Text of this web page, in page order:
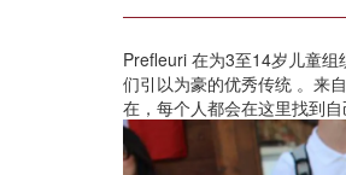
Prefleuri 在为3至14岁儿童
们引以为豪的优秀传统 。来
在，每个人都会在这里找到自